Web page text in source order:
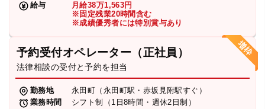
給与
月給38万1,563円
※固定残業20時間含む
※成績優秀者には特別賞与あり
予約受付オペレーター（正社員）
法律相談の受付と予約を担当
勤務地
永田町（永田町駅・赤坂見附駅すぐ）
業務時間
シフト制（1日8時間・週休2日制）